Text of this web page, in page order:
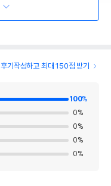
후기작성하고 최대 150점 받기
100%
0%
0%
0%
0%